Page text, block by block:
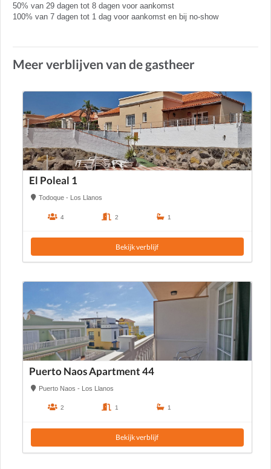
50% van 29 dagen tot 8 dagen voor aankomst
100% van 7 dagen tot 1 dag voor aankomst en bij no-show
Meer verblijven van de gastheer
El Poleal 1
Todoque - Los Llanos
4 2 1
Bekijk verblijf
Puerto Naos Apartment 44
Puerto Naos - Los Llanos
2 1 1
Bekijk verblijf